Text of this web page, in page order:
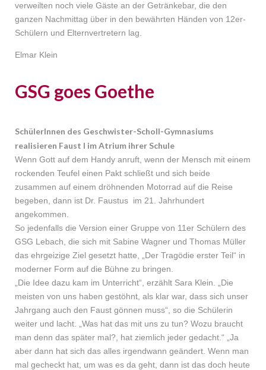
verweilten noch viele Gäste an der Getränkebar, die den
ganzen Nachmittag über in den bewährten Händen von 12er-
Schülern und Elternvertretern lag.
Elmar Klein
GSG goes Goethe
SchülerInnen des Geschwister-Scholl-Gymnasiums
realisieren Faust I im Atrium ihrer Schule
Wenn Gott auf dem Handy anruft, wenn der Mensch mit einem
rockenden Teufel einen Pakt schließt und sich beide
zusammen auf einem dröhnenden Motorrad auf die Reise
begeben, dann ist Dr. Faustus im 21. Jahrhundert
angekommen.
So jedenfalls die Version einer Gruppe von 11er Schülern des
GSG Lebach, die sich mit Sabine Wagner und Thomas Müller
das ehrgeizige Ziel gesetzt hatte, „Der Tragödie erster Teil“ in
moderner Form auf die Bühne zu bringen.
„Die Idee dazu kam im Unterricht“, erzählt Sara Klein. „Die
meisten von uns haben gestöhnt, als klar war, dass sich unser
Jahrgang auch den Faust gönnen muss“, so die Schülerin
weiter und lacht. „Was hat das mit uns zu tun? Wozu braucht
man denn das später mal?, hat ziemlich jeder gedacht.“ „Ja
aber dann hat sich das alles irgendwann geändert. Wenn man
mal gecheckt hat, um was es da geht, dann ist das doch heute